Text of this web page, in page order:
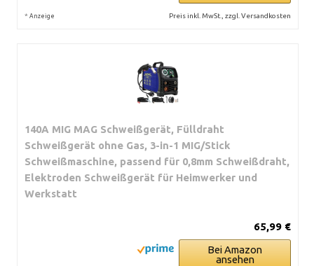
* Anzeige Preis inkl. MwSt., zzgl. Versandkosten
140A MIG MAG Schweißgerät, Fülldraht
Schweißgerät ohne Gas, 3-in-1 MIG/Stick
Schweißmaschine, passend für 0,8mm Schweißdraht,
Elektroden Schweißgerät für Heimwerker und
Werkstatt
65,99 €
Bei Amazon
ansehen